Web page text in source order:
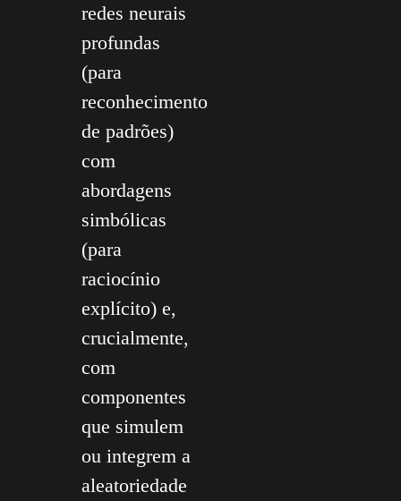
redes neurais
profundas
(para
reconhecimento
de padrões)
com
abordagens
simbólicas
(para
raciocínio
explícito) e,
crucialmente,
com
componentes
que simulem
ou integrem a
aleatoriedade